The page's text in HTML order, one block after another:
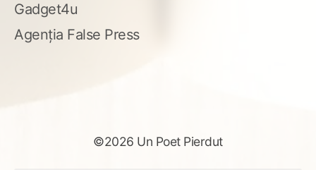
Gadget4u
Agenția False Press
©2026 Un Poet Pierdut